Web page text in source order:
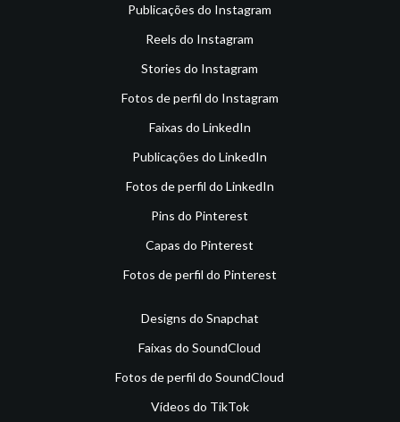
Publicações do Instagram
Reels do Instagram
Stories do Instagram
Fotos de perfil do Instagram
Faixas do LinkedIn
Publicações do LinkedIn
Fotos de perfil do LinkedIn
Pins do Pinterest
Capas do Pinterest
Fotos de perfil do Pinterest
Designs do Snapchat
Faixas do SoundCloud
Fotos de perfil do SoundCloud
Vídeos do TikTok